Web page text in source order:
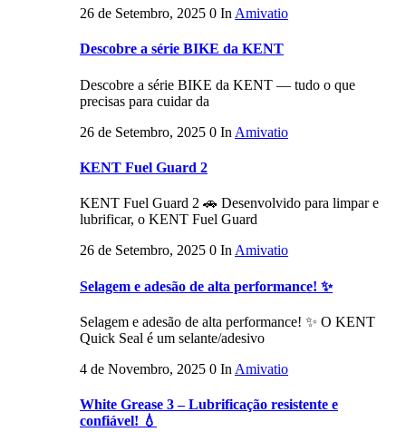
26 de Setembro, 2025 0 In Amivatio
Descobre a série BIKE da KENT
Descobre a série BIKE da KENT — tudo o que
precisas para cuidar da
26 de Setembro, 2025 0 In Amivatio
KENT Fuel Guard 2
KENT Fuel Guard 2 🚗 Desenvolvido para limpar e
lubrificar, o KENT Fuel Guard
26 de Setembro, 2025 0 In Amivatio
Selagem e adesão de alta performance! ✨
Selagem e adesão de alta performance! ✨ O KENT
Quick Seal é um selante/adesivo
4 de Novembro, 2025 0 In Amivatio
White Grease 3 – Lubrificação resistente e
confiável! 💧